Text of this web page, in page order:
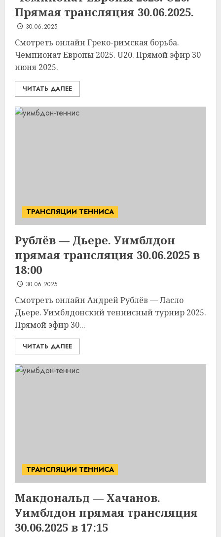
Прямая трансляция 30.06.2025.
30.06.2025
Смотреть онлайн Греко-римская борьба.
Чемпионат Европы 2025. U20. Прямой эфир 30
июня 2025.
ЧИТАТЬ ДАЛЕЕ
ТРАНСЛЯЦИИ ТЕННИСА
Рублёв — Дьере. Уимблдон
прямая трансляция 30.06.2025 в
18:00
30.06.2025
Смотреть онлайн Андрей Рублёв — Ласло
Дьере. Уимблдонский теннисный турнир 2025.
Прямой эфир 30...
ЧИТАТЬ ДАЛЕЕ
ТРАНСЛЯЦИИ ТЕННИСА
Макдональд — Хачанов.
Уимблдон прямая трансляция
30.06.2025 в 17:15